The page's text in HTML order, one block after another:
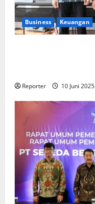
Business Keuangan
Reporter 10 Juni 2025